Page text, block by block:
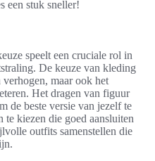
een stuk sneller!
speelt een cruciale rol in
De keuze van kleding
maar ook het
Het dragen van figuur
de beste versie van jezelf te
kiezen die goed aansluiten
outfits samenstellen die